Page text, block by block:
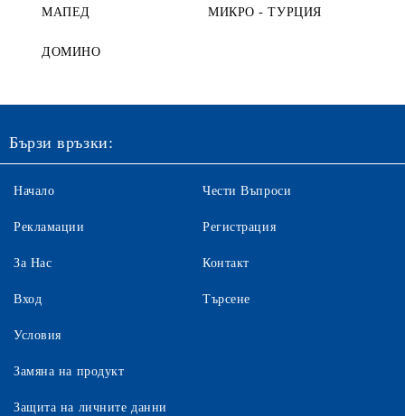
МАПЕД МИКРО - ТУРЦИЯ
ДОМИНО
Бързи връзки:
Начало
Рекламации
За Нас
Вход
Чести Въпроси
Регистрация
Контакт
Търсене
Условия
Замяна на продукт
Защита на личните данни